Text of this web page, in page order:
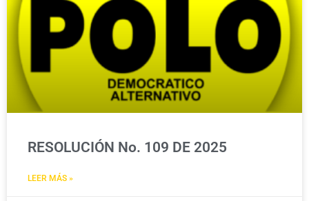
RESOLUCIÓN No. 109 DE 2025
LEER MÁS »